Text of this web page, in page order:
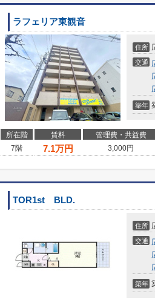
ラフェリア東観音
住所
交通
築年
所在階 賃料 管理費・共益費
7階
7.1万円 3,000円
TOR1st BLD.
住所
交通
築年